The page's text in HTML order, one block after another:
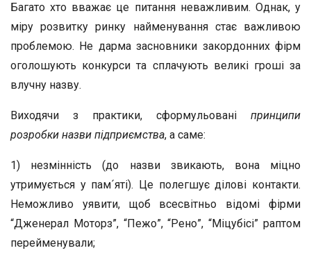
Багато хто вважає це питання неважливим. Однак, у
міру розвитку ринку найменування стає важливою
проблемою. Не дарма засновники закордонних фірм
оголошують конкурси та сплачують великі гроші за
влучну назву.
Виходячи з практики, сформульовані принципи
розробки назви підприємства, а саме:
1) незмінність (до назви звикають, вона міцно
утримується у пам´яті). Це полегшує ділові контакти.
Неможливо уявити, щоб всесвітньо відомі фірми
“Дженерал Моторз”, “Пежо”, “Рено”, “Міцубісі” раптом
перейменували;